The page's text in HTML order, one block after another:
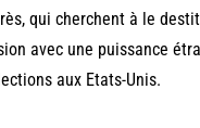
qui cherchent à le
avec une puissance
aux Etats-Unis.